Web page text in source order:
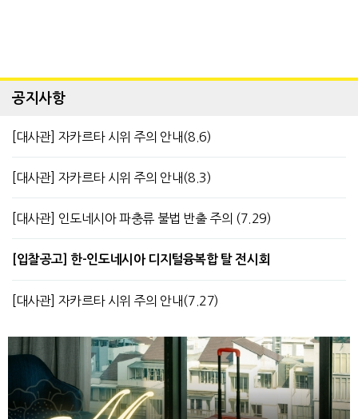
공지사항
[대사관] 자카르타 시위 주의 안내(8.6)
[대사관] 자카르타 시위 주의 안내(8.3)
[대사관] 인도네시아 파충류 불법 반출 주의 (7.29)
[입찰공고] 한-인도네시아 디지털융복합 탈 전시회
[대사관] 자카르타 시위 주의 안내(7.27)